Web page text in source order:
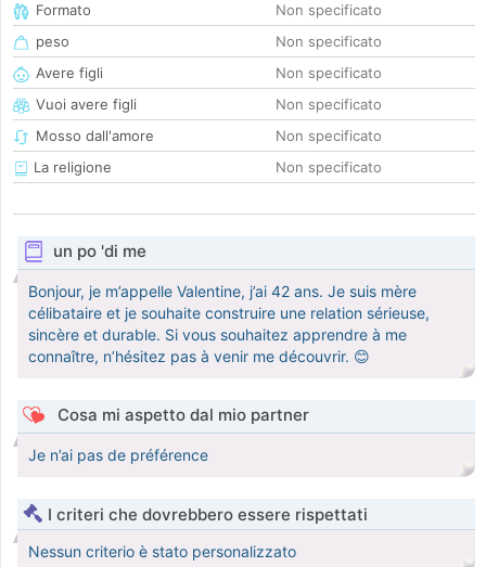
Formato
Non specificato
peso
Non specificato
Avere figli
Non specificato
Vuoi avere figli
Non specificato
Mosso dall'amore
Non specificato
La religione
Non specificato
un po 'di me
Bonjour, je m’appelle Valentine, j’ai 42 ans. Je suis mère
célibataire et je souhaite construire une relation sérieuse,
sincère et durable. Si vous souhaitez apprendre à me
connaître, n’hésitez pas à venir me découvrir. 😊
Cosa mi aspetto dal mio partner
Je n’ai pas de préférence
I criteri che dovrebbero essere rispettati
Nessun criterio è stato personalizzato